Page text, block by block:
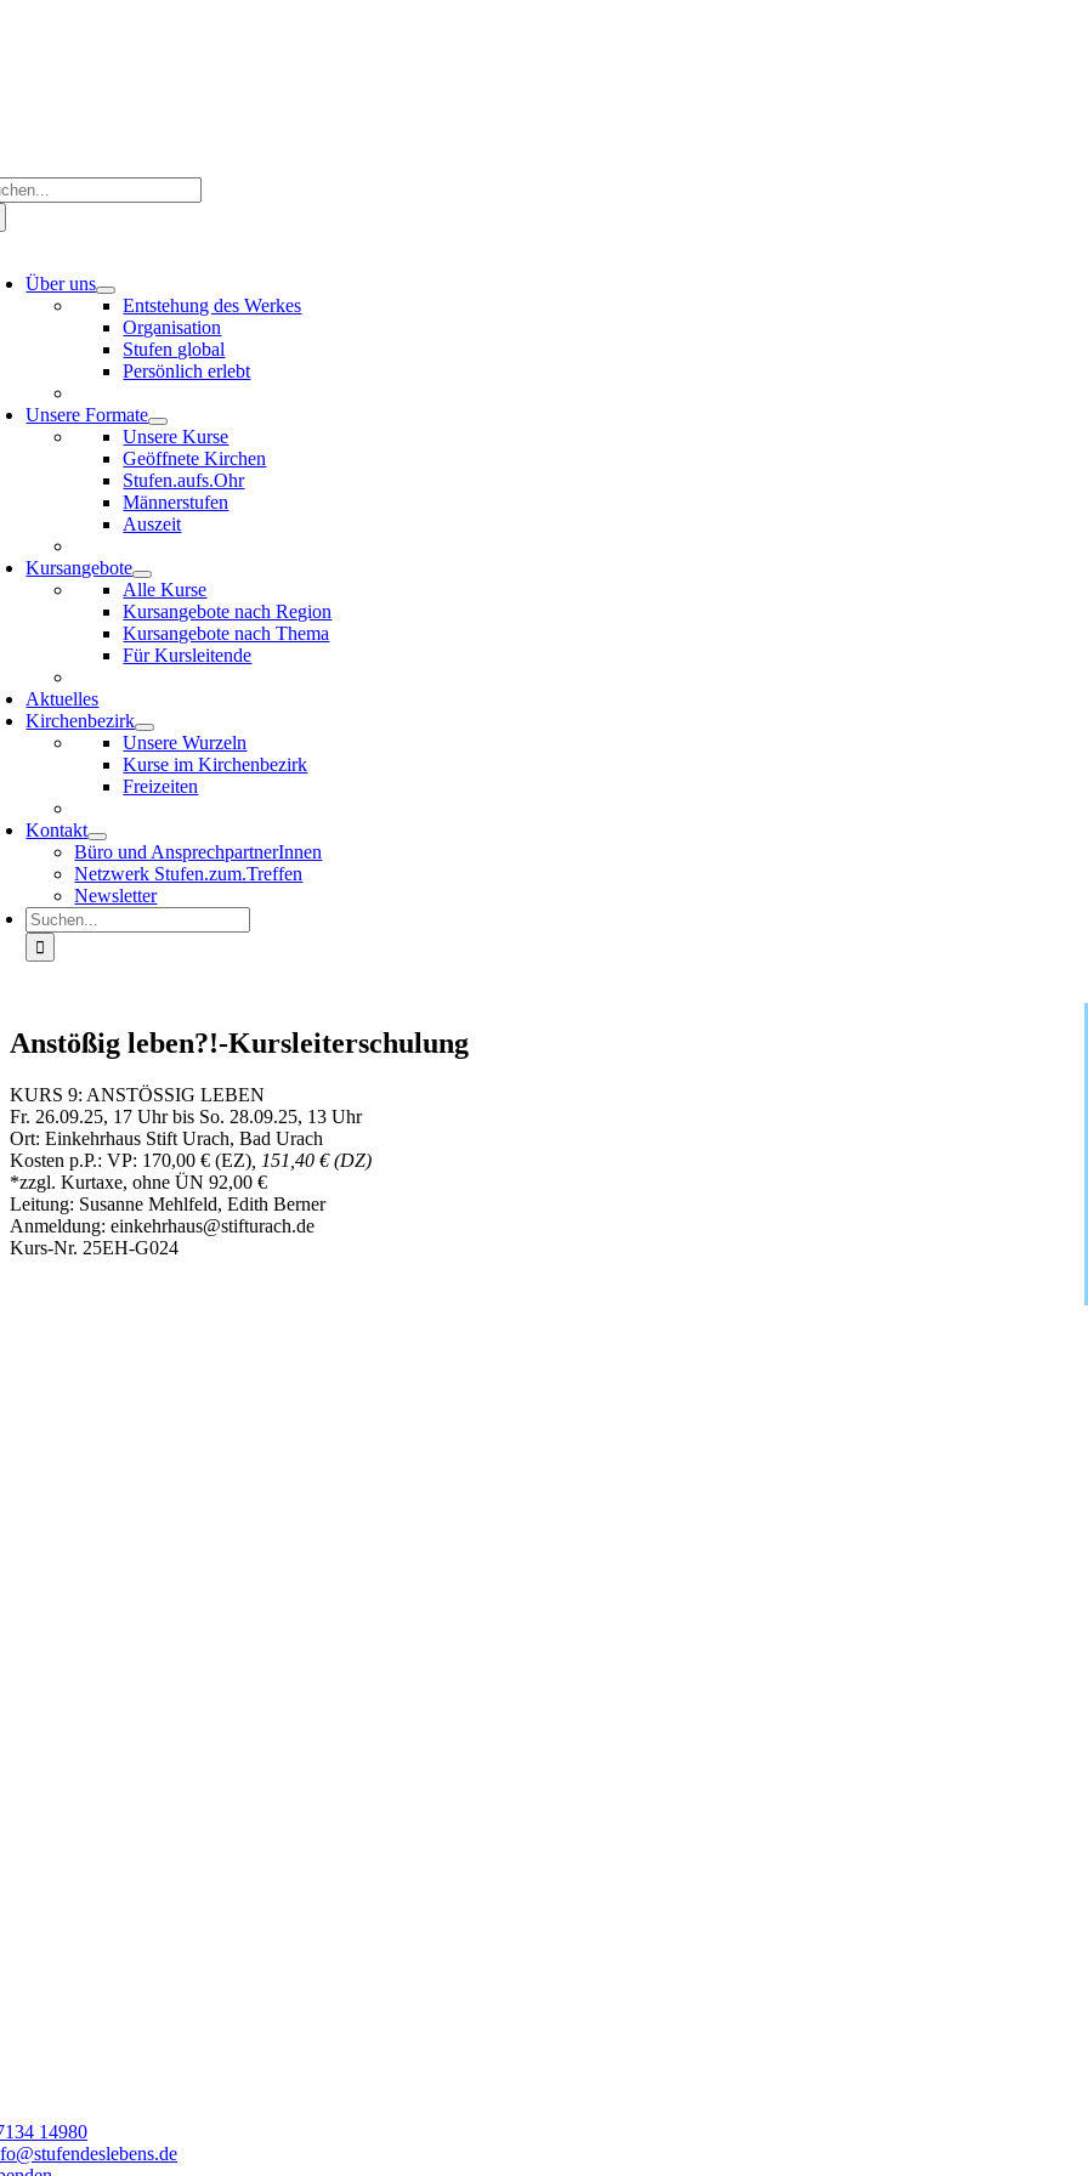
Über uns
Entstehung des Werkes
Organisation
Stufen global
Persönlich erlebt
Unsere Formate
Unsere Kurse
Geöffnete Kirchen
Stufen.aufs.Ohr
Männerstufen
Auszeit
Kursangebote
Alle Kurse
Kursangebote nach Region
Kursangebote nach Thema
Für Kursleitende
Aktuelles
Kirchenbezirk
Unsere Wurzeln
Kurse im Kirchenbezirk
Freizeiten
Kontakt
Büro und AnsprechpartnerInnen
Netzwerk Stufen.zum.Treffen
Newsletter
Suche
nach:
Anstößig leben?!-Kursleiterschulung
KURS 9: ANSTÖSSIG LEBEN
Fr. 26.09.25, 17 Uhr bis So. 28.09.25, 13 Uhr
Ort: Einkehrhaus Stift Urach, Bad Urach
Kosten p.P.: VP: 170,00 € (EZ) , 151,40 € (DZ)
*zzgl. Kurtaxe, ohne ÜN 92,00 €
Leitung: Susanne Mehlfeld, Edith Berner
Anmeldung: einkehrhaus@stifturach.de
Kurs-Nr. 25EH-G024
14980